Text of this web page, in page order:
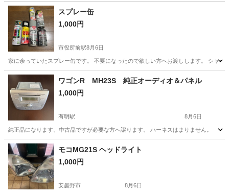
スプレー缶
1,000円
市役所前駅8月6日
家に余っていたスプレー缶です。 不要になったので欲しい方へお渡しします。 シャ
長野 長野市 市役所前駅 スプレー缶
ワゴンR MH23S 純正オーディオ＆パネル
1,000円
有明駅 8月6日
純正品になります、中古品ですが必要な方へ譲ります。 ハーネスはまりません。
長野 安曇野市 カーオーディオ
モコMG21S ヘッドライト
1,000円
安曇野市 8月6日